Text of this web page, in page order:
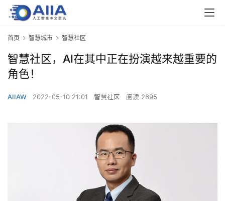
首页 智慧城市 智慧社区
智慧社区，AI在其中正在扮演越来越重要的
角色！
AIIAW 2022-05-10 21:01 智慧社区 阅读 2695